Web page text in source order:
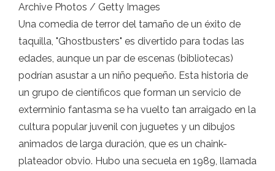
Archive Photos / Getty Images
Una comedia de terror del tamaño de un éxito de
taquilla, "Ghostbusters" es divertido para todas las
edades, aunque un par de escenas (bibliotecas)
podrían asustar a un niño pequeño. Esta historia de
un grupo de científicos que forman un servicio de
exterminio fantasma se ha vuelto tan arraigado en la
cultura popular juvenil con juguetes y un dibujos
animados de larga duración, que es un chaink-
plateador obvio. Hubo una secuela en 1989, llamada